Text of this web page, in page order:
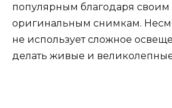
популярным благодаря своим
оригинальным снимкам.
не использует сложное
делать живые и